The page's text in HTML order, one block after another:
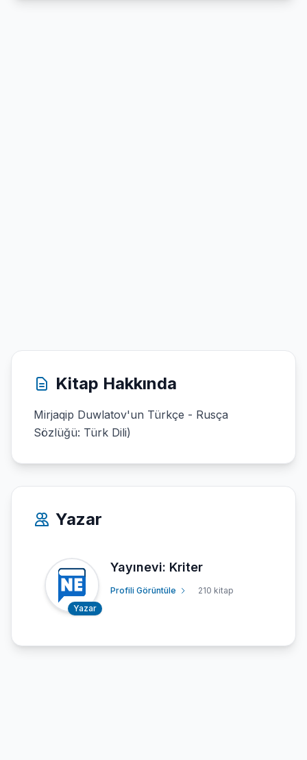
Kitap Hakkında
Mirjaqip Duwlatov'un Türkçe - Rusça
Sözlüğü: Türk Dili)
Yazar
Yazar
Yayınevi: Kriter
Profili Görüntüle 210 kitap